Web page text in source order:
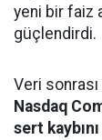
yeni bir faiz
güçlendirdi.
Veri sonrası
Nasdaq
sert kaybını